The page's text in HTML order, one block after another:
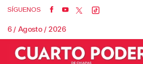
SÍGUENOS
6 / Agosto / 2026